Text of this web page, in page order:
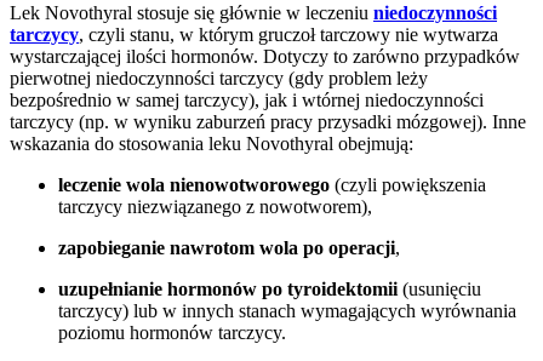
Lek Novothyral stosuje się głównie w leczeniu niedoczynności
tarczycy, czyli stanu, w którym gruczoł tarczowy nie wytwarza
wystarczającej ilości hormonów. Dotyczy to zarówno przypadków
pierwotnej niedoczynności tarczycy (gdy problem leży
bezpośrednio w samej tarczycy), jak i wtórnej niedoczynności
tarczycy (np. w wyniku zaburzeń pracy przysadki mózgowej). Inne
wskazania do stosowania leku Novothyral obejmują:
leczenie wola nienowotworowego (czyli powiększenia
tarczycy niezwiązanego z nowotworem),
zapobieganie nawrotom wola po operacji,
uzupełnianie hormonów po tyroidektomii (usunięciu
tarczycy) lub w innych stanach wymagających wyrównania
poziomu hormonów tarczycy.